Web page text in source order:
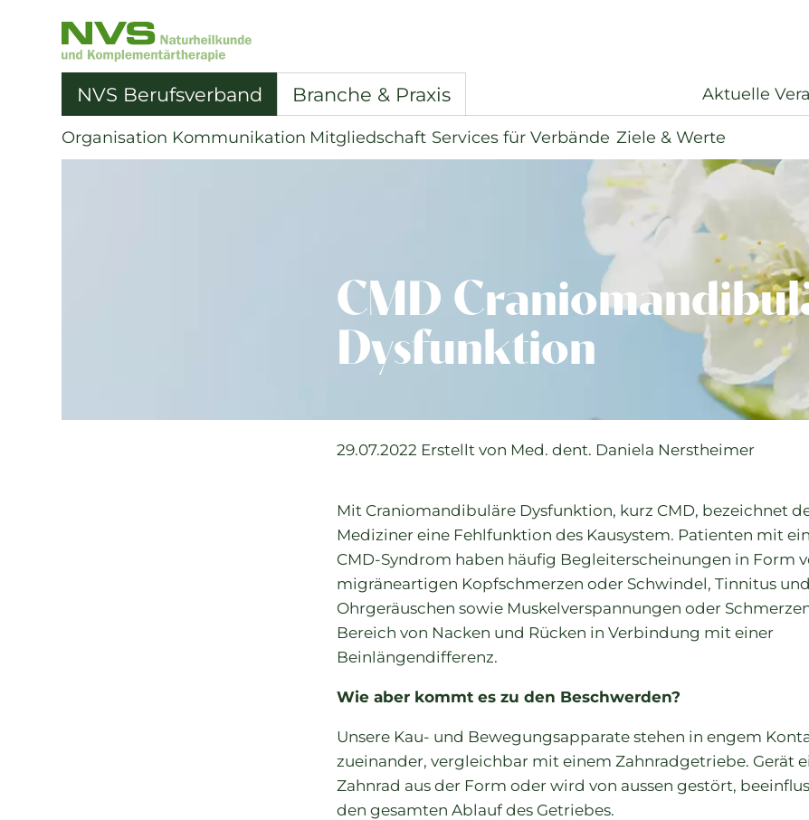
NVS
Naturärzte
Schweiz
|
zur
NVS Berufsverband Branche & Praxis Aktuelle
Organisation Kommunikation Mitgliedschaft Services für Verbände Ziele & Werte
CMD
Dysfunktion
29.07.2022 Erstellt von Med. dent. Daniela Nerstheimer
Mit Craniomandibuläre Dysfunktion, kurz CMD, bezeichnet
Mediziner eine Fehlfunktion des Kausystem. Patienten mit
CMD-Syndrom haben häufig Begleiterscheinungen in Form
migräneartigen Kopfschmerzen oder Schwindel, Tinnitus und
Ohrgeräuschen sowie Muskelverspannungen oder
Bereich von Nacken und Rücken in Verbindung mit einer
Beinlängendifferenz.
Wie aber kommt es zu den Beschwerden?
Unsere Kau- und Bewegungsapparate stehen in engem
zueinander, vergleichbar mit einem Zahnradgetriebe. Gerät
Zahnrad aus der Form oder wird von aussen gestört,
den gesamten Ablauf des Getriebes.